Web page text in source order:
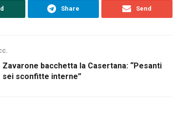
Share Send
Zavarone bacchetta la Casertana: “Pesanti
sei sconfitte interne”